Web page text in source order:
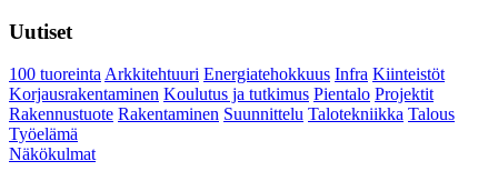
Uutiset
100 tuoreintaArkkitehtuuri Energiatehokkuus Infra Kiinteistöt
Korjausrakentaminen Koulutus ja tutkimus Pientalo Projektit
Rakennustuote Rakentaminen Suunnittelu Talotekniikka Talous
Työelämä
Näkökulmat